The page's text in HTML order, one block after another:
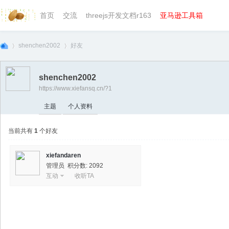
首页 交流 threejs开发文档r163 亚马逊工具箱
we›
shenchen2002
›
好友
shenchen2002
https://www.xiefansq.cn/?1
主题 个人资料
当前共有 1 个好友
xiefandaren
管理员 积分数: 2092
互动
收听TA